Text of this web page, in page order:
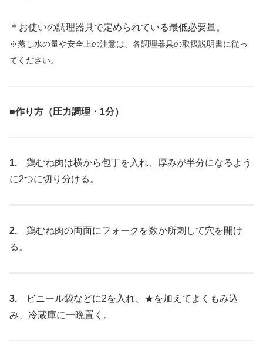
＊お使いの調理器具で定められている最低必要量。
※蒸し水の量や安全上の注意は、各調理器具の取扱説明書に従っ
てください。
■作り方（圧力調理・1分）
1. 鶏むね肉は横から包丁を入れ、厚みが半分になるよう
に2つに切り分ける。
2. 鶏むね肉の両面にフォークを数か所刺して穴を開け
る。
3. ビニール袋などに2を入れ、★を加えてよくもみ込
み、冷蔵庫に一晩置く。